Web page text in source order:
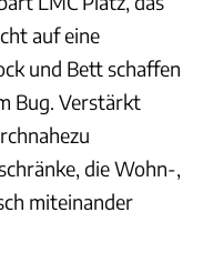
auf eine
und Bett schaffen
Bug. Verstärkt
die Wohn-,
miteinander